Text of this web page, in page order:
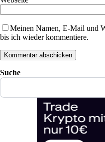
Meinen Namen, E-Mail und
bis ich wieder kommentiere.
Suche